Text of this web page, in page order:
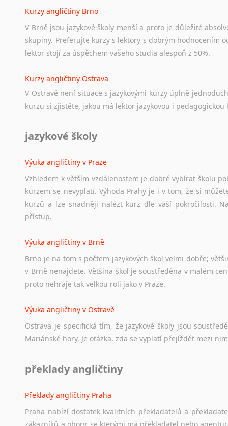
Kurzy angličtiny Brno
V Brně jsou jazykové školy menší a proto je důležité
skupiny. Preferujte kurzy s lektory s dobrým hodnocením
lektor stojí za úspěchem vašeho studia alespoň z 50%.
Kurzy angličtiny Ostrava
V Ostravě není situace s jazykovými kurzy úplně
kurzu si zjistěte, jakou má lektor jazykovou i pedagogickou
jazykové školy
Výuka angličtiny v Praze
Vzhledem k větším vzdálenostem je dobré vybírat školu
kurzem se nevyplatí. Výhoda Prahy je i v tom, že si
kurzů a lze snadněji nalézt kurz dle vaší pokročilosti.
přístup.
Výuka angličtiny v Brně
Brno je na tom s počtem jazykových škol velmi dobře;
v Brně nenajdete. Většina škol je soustředěna v malém
proto nehraje tak velkou roli jako v Praze.
Výuka angličtiny v Ostravě
Ostrava je specifická tím, že jazykové školy jsou
Mariánské hory. Je otázka, zda se vyplatí přejíždět mezi
překlady angličtiny
Překlady angličtiny Praha
Praha nabízí dostatek kvalitních překladatelů a
zákazníků a obory, se kterými má překladatel nebo